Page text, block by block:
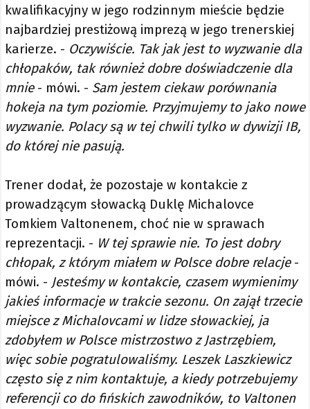
kwalifikacyjny w jego rodzinnym mieście będzie
najbardziej prestiżową imprezą w jego trenerskiej
karierze. - Oczywiście. Tak jak jest to wyzwanie dla
chłopaków, tak również dobre doświadczenie dla
mnie- mówi. - Sam jestem ciekaw porównania
hokeja na tym poziomie. Przyjmujemy to jako nowe
wyzwanie. Polacy są w tej chwili tylko w dywizji IB,
do której nie pasują.
Trener dodał, że pozostaje w kontakcie z
prowadzącym słowacką Duklę Michalovce
Tomkiem Valtonenem, choć nie w sprawach
reprezentacji. - W tej sprawie nie. To jest dobry
chłopak, z którym miałem w Polsce dobre relacje-
mówi. - Jesteśmy w kontakcie, czasem wymienimy
jakieś informacje w trakcie sezonu. On zajął trzecie
miejsce z Michalovcami w lidze słowackiej, ja
zdobyłem w Polsce mistrzostwo z Jastrzębiem,
więc sobie pogratulowaliśmy. Leszek Laszkiewicz
często się z nim kontaktuje, a kiedy potrzebujemy
referencji co do fińskich zawodników, to Valtonen